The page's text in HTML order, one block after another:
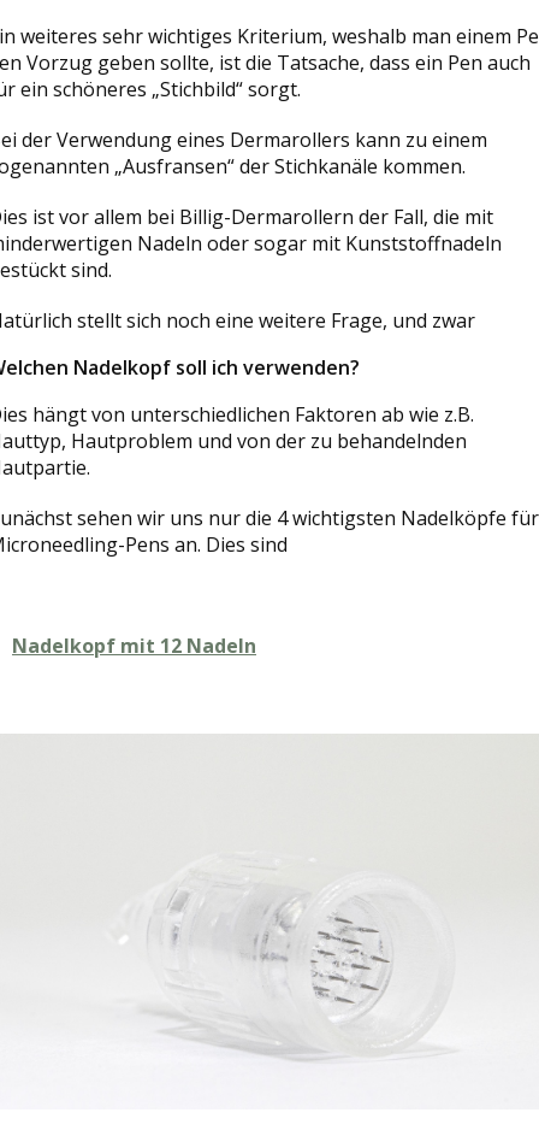
weiteres sehr wichtiges Kriterium, weshalb man einem
Vorzug geben sollte, ist die Tatsache, dass ein Pen auch
ein schöneres „Stichbild“ sorgt.
der Verwendung eines Dermarollers kann zu einem
„Ausfransen“ der Stichkanäle kommen.
ist vor allem bei Billig-Dermarollern der Fall, die mit
Nadeln oder sogar mit Kunststoffnadeln
sind.
stellt sich noch eine weitere Frage, und zwar
Nadelkopf soll ich verwenden?
hängt von unterschiedlichen Faktoren ab wie z.B.
Hautproblem und von der zu behandelnden
sehen wir uns nur die 4 wichtigsten Nadelköpfe für
Pens an. Dies sind
Nadelkopf mit 12 Nadeln